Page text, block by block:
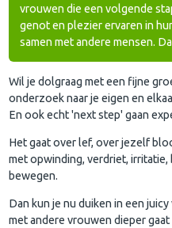
vrouwen die een volgende
genot en plezier ervaren in
samen met andere mensen.
Wil je dolgraag met een fijne
onderzoek naar je eigen en
En ook echt 'next step' gaan
Het gaat over lef, over jezelf
met opwinding, verdriet,
bewegen.
Dan kun je nu duiken in een
met andere vrouwen dieper